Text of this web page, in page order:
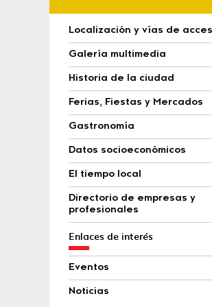
Localización y vías de
Galería multimedia
Historia de la ciudad
Ferias, Fiestas y Mercados
Gastronomía
Datos socioeconómicos
El tiempo local
Directorio de empresas y
profesionales
Enlaces de interés
Eventos
Noticias